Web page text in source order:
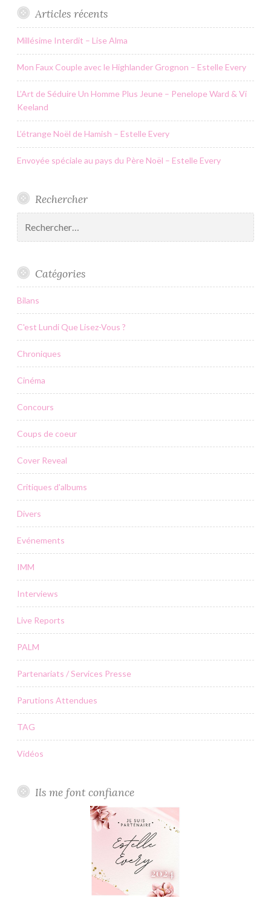
Articles récents
Millésime Interdit – Lise Alma
Mon Faux Couple avec le Highlander Grognon – Estelle Every
L’Art de Séduire Un Homme Plus Jeune – Penelope Ward & Vi
Keeland
L’étrange Noël de Hamish – Estelle Every
Envoyée spéciale au pays du Père Noël – Estelle Every
Rechercher
Catégories
Bilans
C'est Lundi Que Lisez-Vous ?
Chroniques
Cinéma
Concours
Coups de coeur
Cover Reveal
Critiques d'albums
Divers
Evénements
IMM
Interviews
Live Reports
PALM
Partenariats / Services Presse
Parutions Attendues
TAG
Vidéos
Ils me font confiance